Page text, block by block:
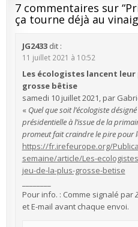
7 commentaires sur “
ça tourne déjà au
JG2433 dit :
11 juillet 2021 à 10:52
Les écologistes lancent
grosse bêtise
samedi 10 juillet 2021, par
« Quel que soit l’écologiste
présidentielle à l’issue de la
promeut fait craindre le pire pour
https://fr.irefeurope.org/
semaine/article/Les-
jeu-de-la-plus-grosse-betise
Pour info. : Comme signalé par
et E-mail avant chaque envoi.